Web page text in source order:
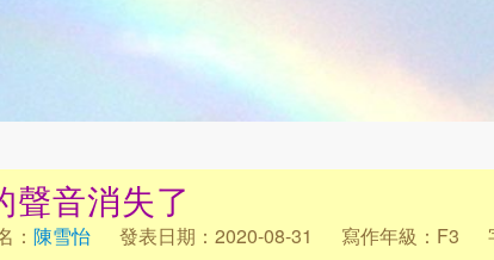
聲音消失了
： 陳雪怡 發表日期：2020-08-31 寫作年級：F3